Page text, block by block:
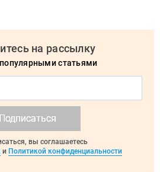
на рассылку
статьями
Подписаться
вы соглашаетесь
и Политикой конфиденциальности